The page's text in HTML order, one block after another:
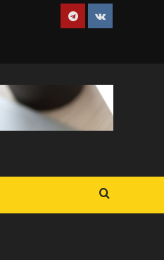
Telegram
VK